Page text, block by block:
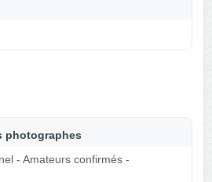
photographes
- Amateurs confirmés -